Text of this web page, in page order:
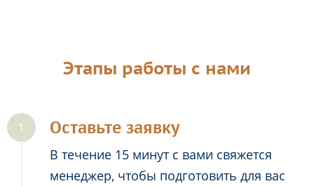
Этапы работы с нами
Оставьте заявку
В течение 15 минут с вами свяжется
менеджер, чтобы подготовить для вас